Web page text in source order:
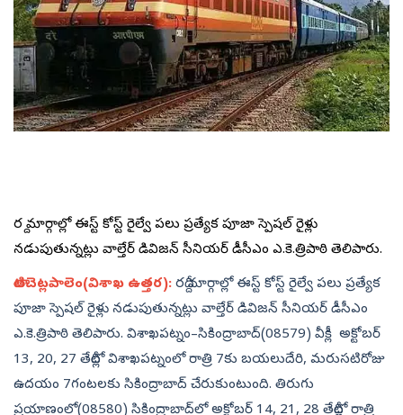
రద్దీ మార్గాల్లో ఈస్ట్‌ కోస్ట్‌ రైల్వే పలు ప్రత్యేక పూజా స్పెషల్‌ రైళ్లు
నడుపుతున్నట్లు వాల్తేర్‌ డివిజన్‌ సీనియర్‌ డీసీఎం ఎ.కె.త్రిపాఠి తెలిపారు.
తాటిచెట్లపాలెం(విశాఖ ఉత్తర): రద్దీ మార్గాల్లో ఈస్ట్‌ కోస్ట్‌ రైల్వే పలు ప్రత్యేక
పూజా స్పెషల్‌ రైళ్లు నడుపుతున్నట్లు వాల్తేర్‌ డివిజన్‌ సీనియర్‌ డీసీఎం
ఎ.కె.త్రిపాఠి తెలిపారు. విశాఖపట్నం–సికింద్రాబాద్‌(08579) వీక్లీ అక్టోబర్‌
13, 20, 27 తేదీల్లో విశాఖపట్నంలో రాత్రి 7కు బయలుదేరి, మరుసటిరోజు
ఉదయం 7గంటలకు సికింద్రాబాద్‌ చేరుకుంటుంది. తిరుగు
ప్రయాణంలో(08580) సికింద్రాబాద్‌లో అక్టోబర్‌ 14, 21, 28 తేదీల్లో రాత్రి